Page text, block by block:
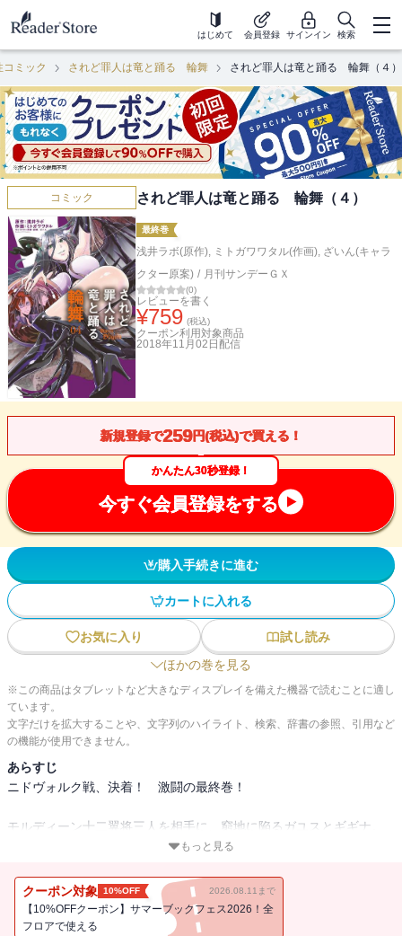
はじめて 会員登録 サインイン 検索
コミック されど罪人は竜と踊る 輪舞 されど罪人は竜と踊る 輪舞（４）
コミック されど罪人は竜と踊る 輪舞（４）
最終巻
浅井ラボ(原作), ミトガワワタル(作画), ざいん(キャラ
クター原案) / 月刊サンデーＧＸ
(0)
レビューを書く
¥759 (税込)
クーポン利用対象商品
2018年11月02日 配信
新規登録で259円(税込)で買える！
かんたん30秒登録！
今すぐ会員登録をする
購入手続きに進む
カートに入れる
お気に入り
試し読み
ほかの巻を見る
※この商品はタブレットなど大きなディスプレイを備えた機器で読むことに適し
ています。
文字だけを拡大することや、文字列のハイライト、検索、辞書の参照、引用など
の機能が使用できません。
あらすじ
ニドヴォルク戦、決着！ 激闘の最終巻！
モルディーン十二翼将三人を相手に、窮地に陥るガユスとギギナ。
ガユス達を襲った謎の女・ニドヴォルクが、再び彼らの前に現れ
モルディーン十二翼将であるラキ兄弟とジェノンを相手に圧倒的な
力を見せつけた彼女は、
ガユスとギギナに狙いを定め・・・・・・？
もっと見る
クーポン対象 10%OFF 2026.08.11まで
【10%OFFクーポン】サマーブックフェス2026！全
フロアで使える